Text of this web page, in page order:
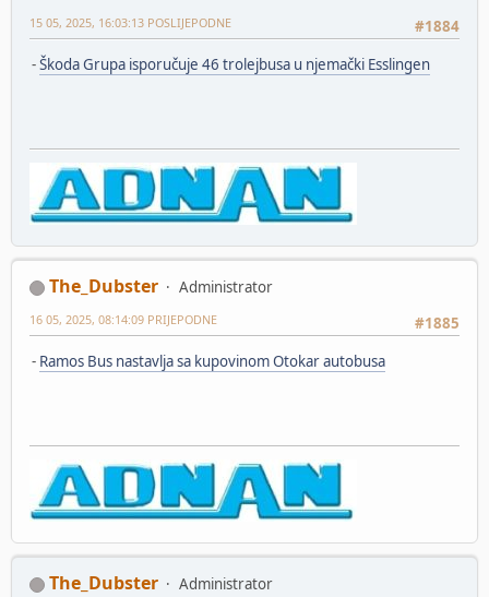
#1884
15 05, 2025, 16:03:13 POSLIJEPODNE
-Škoda Grupa isporučuje 46 trolejbusa u njemački Esslingen
The_Dubster
Administrator
#1885
16 05, 2025, 08:14:09 PRIJEPODNE
- Ramos Bus nastavlja sa kupovinom Otokar autobusa
The_Dubster
Administrator